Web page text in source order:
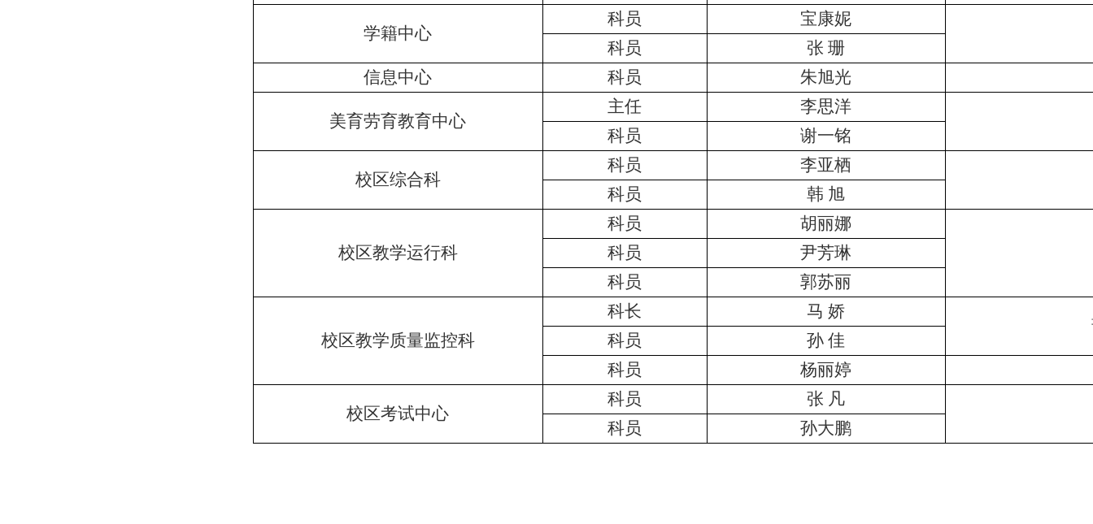
学籍中心
科员
宝康妮
科员
张 珊
信息中心
科员 朱旭光
美育劳育教育中心
主任
李思洋
科员
谢一铭
校区综合科
科员
李亚栖
科员
韩 旭
校区教学运行科
科员
胡丽娜
科员
尹芳琳
科员
郭苏丽
校区教学质量监控科
科长 马 娇
科员
孙 佳
科员
杨丽婷
校区考试中心
科员
张 凡
科员
孙大鹏